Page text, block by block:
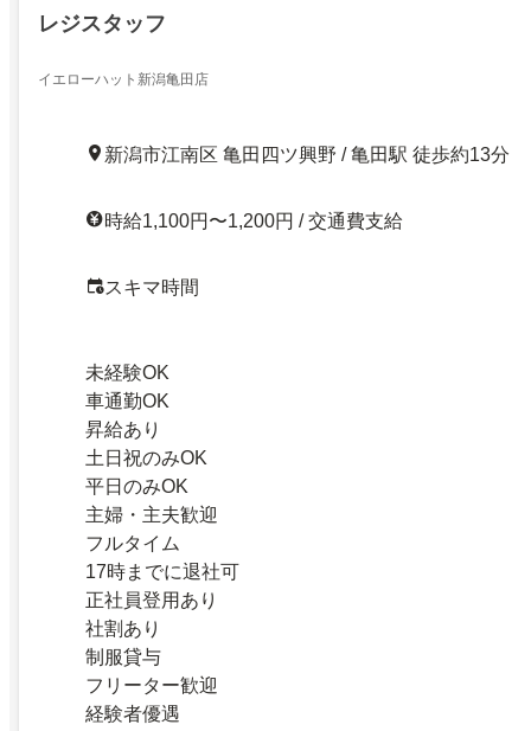
レジスタッフ
イエローハット新潟亀田店
新潟市江南区 亀田四ツ興野 / 亀田駅 徒歩約13分
時給1,100円〜1,200円 / 交通費支給
スキマ時間
未経験OK
車通勤OK
昇給あり
土日祝のみOK
平日のみOK
主婦・主夫歓迎
フルタイム
17時までに退社可
正社員登用あり
社割あり
制服貸与
フリーター歓迎
経験者優遇